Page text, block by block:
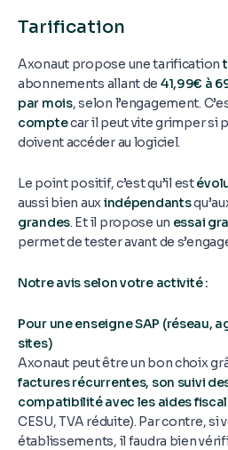
Tarification
Axonaut propose une tarification
abonnements allant de 41,99€ à
par mois, selon l’engagement.
comptecar il peut vite grimper si
doivent accéder au logiciel.
Le point positif, c’est qu’il est
aussi bien auxindépendants
grandes. Et il propose un essai
permet de tester avant de
Notre avis selon votre activité :
Pour une enseigne SAP (réseau,
sites)
Axonaut peut être un bon choix
factures récurrentes, son suivi
compatibilité avec les aides
CESU, TVA réduite). Par contre, si
établissements, il faudra bien